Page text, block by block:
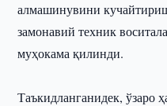
алмашинувини
замонавий техник
муҳокама қилинди.
Таъкидланганидек, ўзаро